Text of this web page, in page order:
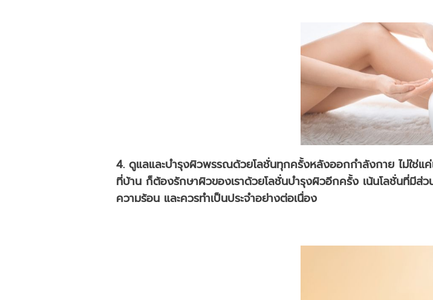
4. ดูแลและบำรุงผิวพรรณด้วยโลชั่นทุกครั้งหลังออกกำลังกาย ไม่ใช่แ
ที่บ้าน ก็ต้องรักษาผิวของเราด้วยโลชั่นบำรุงผิวอีกครั้ง เน้นโลชั่นที่
ความร้อน และควรทำเป็นประจำอย่างต่อเนื่อง